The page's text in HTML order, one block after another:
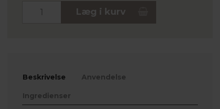
Læg i kurv
Beskrivelse Anvendelse
Ingredienser